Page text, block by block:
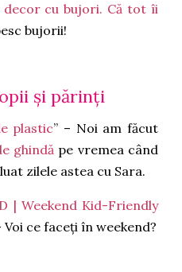
decor cu bujori. Că tot îi
bujorii!
și părinți
plastic” – Noi am făcut
ghindăpe vremea când
zilele astea cu Sara.
| Weekend Kid-Friendly
Voi ce faceți în weekend?